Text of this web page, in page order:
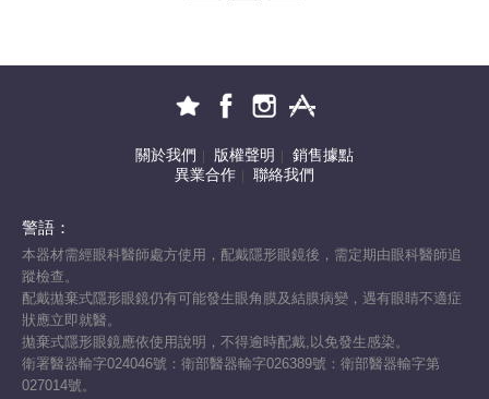
關於我們 版權聲明
銷售據點
異業合作
聯絡我們
警語：
本器材需經眼科醫師處方使用，配戴隱形眼鏡後，需定期由眼科醫師追
蹤檢查。
配戴拋棄式隱形眼鏡仍有可能發生眼角膜及結膜病變，遇有眼睛不適症
狀應立即就醫。
拋棄式隱形眼鏡應依使用說明，不得逾時配戴,以免發生感染。
衛署醫器輸字024046號：衛部醫器輸字026389號：衛部醫器輸字第
027014號。